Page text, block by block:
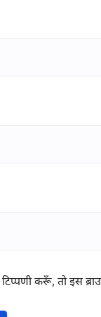
करूँ, तो इस